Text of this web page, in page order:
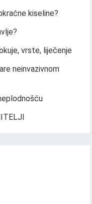
kiseline?
vrste, liječenje
neinvazivnom